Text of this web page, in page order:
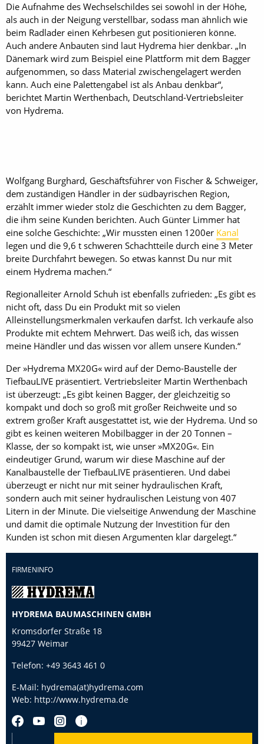
Die Aufnahme des Wechselschildes sei sowohl in der Höhe,
als auch in der Neigung verstellbar, sodass man ähnlich wie
beim Radlader einen Kehrbesen gut positionieren könne.
Auch andere Anbauten sind laut Hydrema hier denkbar. „In
Dänemark wird zum Beispiel eine Plattform mit dem Bagger
aufgenommen, so dass Material zwischengelagert werden
kann. Auch eine Palettengabel ist als Anbau denkbar“,
berichtet Martin Werthenbach, Deutschland-Vertriebsleiter
von Hydrema.
Wolfgang Burghard, Geschäftsführer von Fischer & Schweiger,
dem zuständigen Händler in der südbayrischen Region,
erzählt immer wieder stolz die Geschichten zu dem Bagger,
die ihm seine Kunden berichten. Auch Günter Limmer hat
eine solche Geschichte: „Wir mussten einen 1200er Kanal
legen und die 9,6 t schweren Schachtteile durch eine 3 Meter
breite Durchfahrt bewegen. So etwas kannst Du nur mit
einem Hydrema machen.“
Regionalleiter Arnold Schuh ist ebenfalls zufrieden: „Es gibt es
nicht oft, dass Du ein Produkt mit so vielen
Alleinstellungsmerkmalen verkaufen darfst. Ich verkaufe also
Produkte mit echtem Mehrwert. Das weiß ich, das wissen
meine Händler und das wissen vor allem unsere Kunden.“
Der »Hydrema MX20G« wird auf der Demo-Baustelle der
TiefbauLIVE präsentiert. Vertriebsleiter Martin Werthenbach
ist überzeugt: „Es gibt keinen Bagger, der gleichzeitig so
kompakt und doch so groß mit großer Reichweite und so
extrem großer Kraft ausgestattet ist, wie der Hydrema. Und so
gibt es keinen weiteren Mobilbagger in der 20 Tonnen –
Klasse, der so kompakt ist, wie unser »MX20G«. Ein
eindeutiger Grund, warum wir diese Maschine auf der
Kanalbaustelle der TiefbauLIVE präsentieren. Und dabei
überzeugt er nicht nur mit seiner hydraulischen Kraft,
sondern auch mit seiner hydraulischen Leistung von 407
Litern in der Minute. Die vielseitige Anwendung der Maschine
und damit die optimale Nutzung der Investition für den
Kunden ist schon mit diesen Argumenten klar dargelegt.“
FIRMENINFO
HYDREMA BAUMASCHINEN GMBH
Kromsdorfer Straße 18
99427 Weimar
Telefon: +49 3643 461 0
E-Mail: hydrema(at)hydrema.com
Web: http://www.hydrema.de